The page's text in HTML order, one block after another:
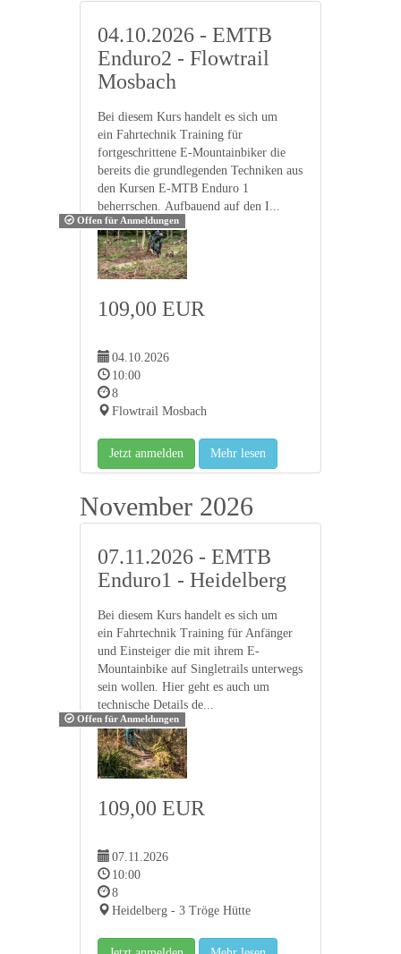
04.10.2026 - EMTB
Enduro2 - Flowtrail
Mosbach
Bei diesem Kurs handelt es sich um
ein Fahrtechnik Training für
fortgeschrittene E-Mountainbiker die
bereits die grundlegenden Techniken aus
den Kursen E-MTB Enduro 1
beherrschen. Aufbauend auf den I...
Offen für Anmeldungen
109,00 EUR
04.10.2026
10:00
8
Flowtrail Mosbach
Jetzt anmelden Mehr lesen
November 2026
07.11.2026 - EMTB
Enduro1 - Heidelberg
Bei diesem Kurs handelt es sich um
ein Fahrtechnik Training für Anfänger
und Einsteiger die mit ihrem E-
Mountainbike auf Singletrails unterwegs
sein wollen. Hier geht es auch um
technische Details de...
Offen für Anmeldungen
109,00 EUR
07.11.2026
10:00
8
Heidelberg - 3 Tröge Hütte